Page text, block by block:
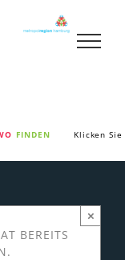
FINDEN
Klicken Sie
BEREITS
×